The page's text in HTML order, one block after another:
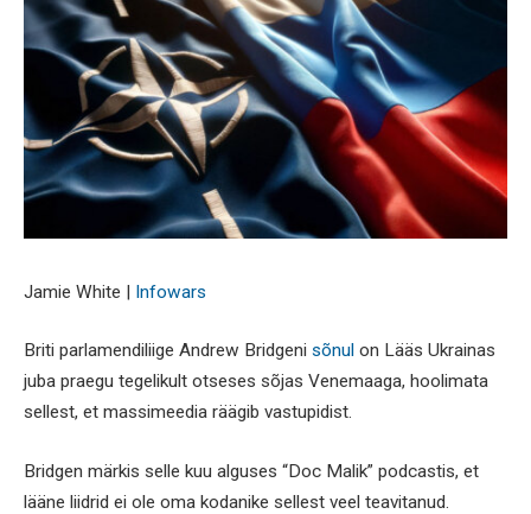
Jamie White | Infowars
Briti parlamendiliige Andrew Bridgeni sõnul on Lääs Ukrainas
juba praegu tegelikult otseses sõjas Venemaaga, hoolimata
sellest, et massimeedia räägib vastupidist.
Bridgen märkis selle kuu alguses “Doc Malik” podcastis, et
lääne liidrid ei ole oma kodanike sellest veel teavitanud.